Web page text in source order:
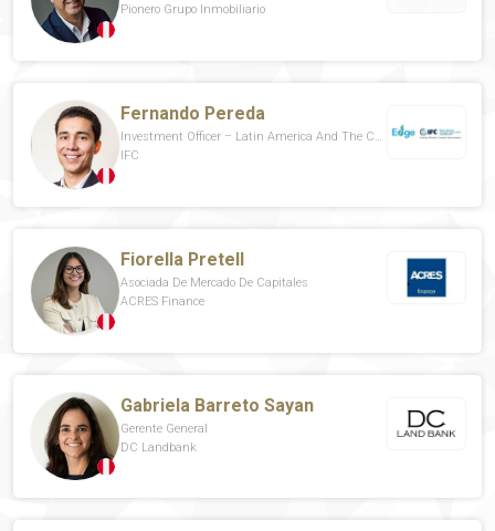
Pionero Grupo Inmobiliario
Fernando Pereda
Investment Officer – Latin America And The Caribbean
IFC
Fiorella Pretell
Asociada De Mercado De Capitales
ACRES Finance
Gabriela Barreto Sayan
Gerente General
DC Landbank